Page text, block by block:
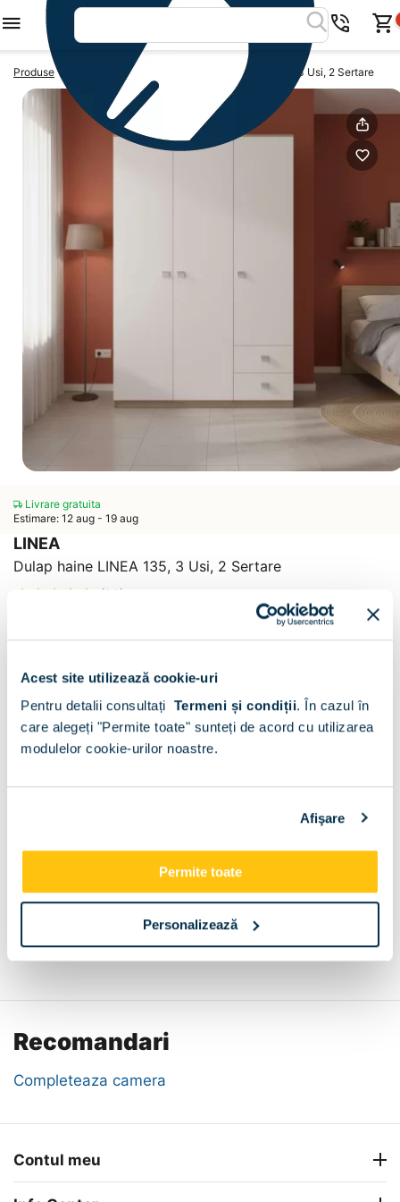
Acest site utilizează cookie-uri
Pentru detalii consultați Termeni și condiții. În cazul în
care alegeți "Permite toate" sunteți de acord cu utilizarea
modulelor cookie-urilor noastre.
Afişare
Permite toate
Personalizează
Produse Dulapuri dormitor Dulap haine LINEA 135, 3 Usi, 2 Sertare
Livrare gratuita
Estimare: 12 aug - 19 aug
LINEA
Dulap haine LINEA 135, 3 Usi, 2 Sertare
(14)
Decor : Oak / Alb
Bara umerase si
Descriere Metode de plata Livrare Recenzii
Recomandari
Completeaza camera
Contul meu